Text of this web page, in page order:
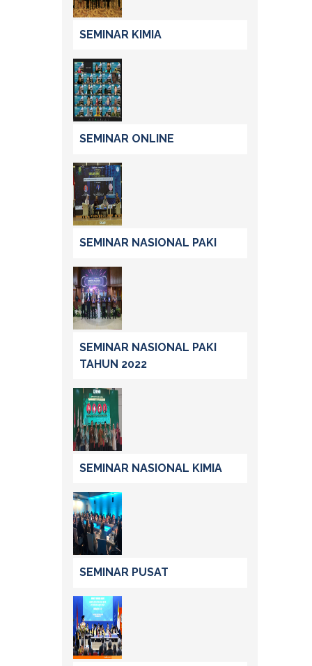
SEMINAR KIMIA
SEMINAR ONLINE
SEMINAR NASIONAL PAKI
SEMINAR NASIONAL PAKI
TAHUN 2022
SEMINAR NASIONAL KIMIA
SEMINAR PUSAT